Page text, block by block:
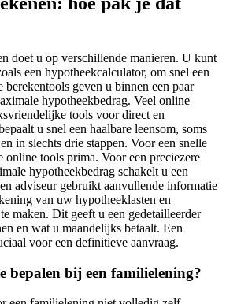
doet u op verschillende manieren. U kunt
een hypotheekcalculator, om snel een
geven u binnen een paar
hypotheekbedrag. Veel online
tools voor direct en
u snel een haalbare leensom, soms
in slechts drie stappen. Voor een snelle
online tools prima. Voor een preciezere
hypotheekbedrag schakelt u een
adviseur gebruikt aanvullende informatie
van uw hypotheeklasten en
maken. Dit geeft u een gedetailleerder
en wat u maandelijks betaalt. Een
voor een definitieve aanvraag.
bepalen bij een familielening?